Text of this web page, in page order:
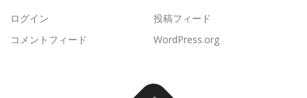
ログイン
投稿フィード
コメントフィード
WordPress.org